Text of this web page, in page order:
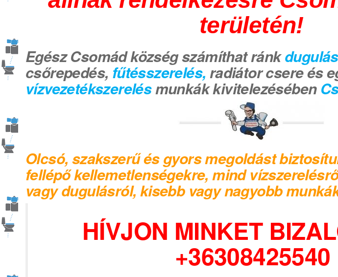
területén!
Egész Csomád község számíthat ránk
csőrepedés, fűtésszerelés, radiátor csere és
vízvezetékszerelésmunkák kivitelezésében
Olcsó, szakszerű és gyors megoldást
fellépő kellemetlenségekre, mind
vagy dugulásról, kisebb vagy nagyobb
HÍVJON MINKET
+36308425540